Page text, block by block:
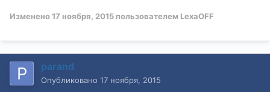
Изменено17 ноября, 2015 пользователем LexaOFF
parand
Опубликовано 17 ноября, 2015